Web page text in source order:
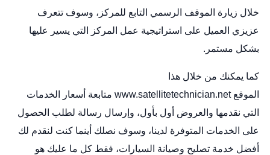
خلال زيارة الموقف الرسمي التابع للمركز، وسوف تتعرف
عزيزي العميل على استراتيجية عمل المركز التي يسير عليها
بشكل مستمر.
كما يمكنك من خلال هذا
الموقعwww.satellitetechnician.netمتابعة أسعار الخدمات
التي نقدمها والعروض أول بأول، وإرسال رسالة لطلب الحصول
على الخدمات المتوفرة لدينا، وسوف نصلك أينما كنت لنقدم لك
أفضل خدمة تصليح وصيانة السيارات، فقط كل ما عليك هو